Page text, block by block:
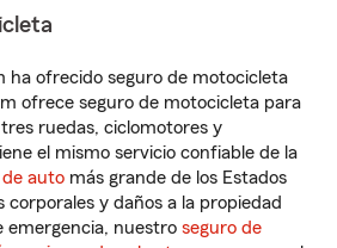
ha ofrecido seguro de motocicleta
ofrece seguro de motocicleta para
ruedas, ciclomotores y
el mismo servicio confiable de la
auto más grande de los Estados
corporales y daños a la propiedad
emergencia, nuestro seguro de